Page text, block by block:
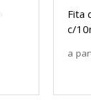
Fita
c/
a